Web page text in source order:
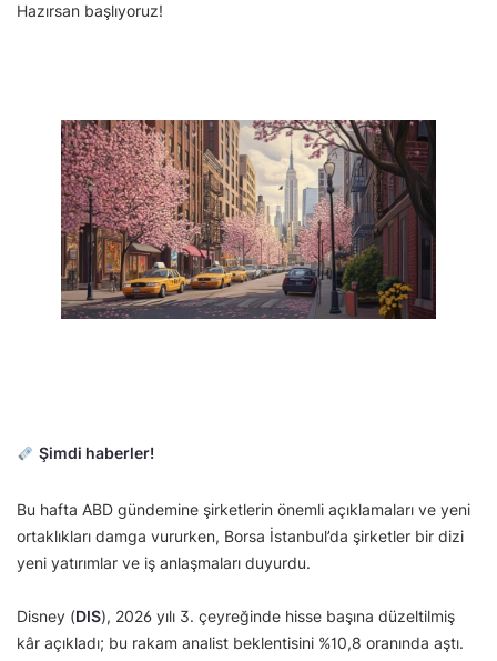
Hazırsan başlıyoruz!
Şimdi haberler!
Bu hafta ABD gündemine şirketlerin önemli açıklamaları ve yeni
ortaklıkları damga vururken, Borsa İstanbul’da şirketler bir dizi
yeni yatırımlar ve iş anlaşmaları duyurdu.
Disney (DIS), 2026 yılı 3. çeyreğinde hisse başına düzeltilmiş
kâr açıkladı; bu rakam analist beklentisini %10,8 oranında aştı.